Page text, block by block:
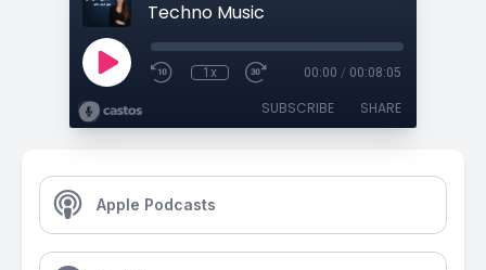
Techno Music
1x 00:00 / 00:08:05
SUBSCRIBE SHARE
Apple Podcasts